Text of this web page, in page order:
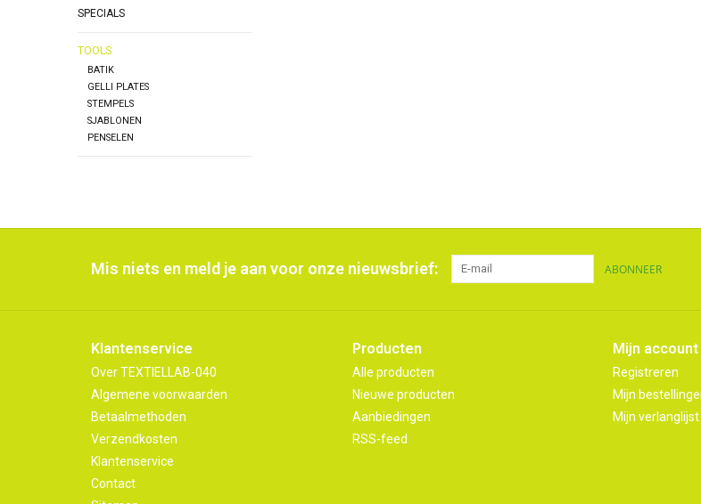
SPECIALS
TOOLS
BATIK
GELLI PLATES
STEMPELS
SJABLONEN
PENSELEN
Mis niets en meld je aan voor onze nieuwsbrief: ABONNEER
Klantenservice
Over TEXTIELLAB-040
Algemene voorwaarden
Betaalmethoden
Verzendkosten
Klantenservice
Contact
Producten
Alle producten
Nieuwe producten
Aanbiedingen
RSS-feed
Mijn account
Registreren
Mijn
Mijn verlanglijst